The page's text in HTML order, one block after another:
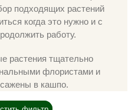
подходящих растений
когда это нужно и с
работу.
растения тщательно
флористами и
в кашпо.